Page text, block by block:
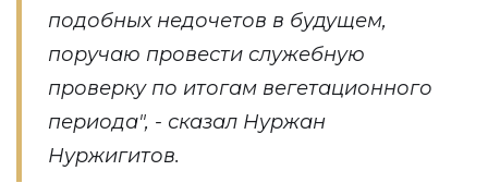
подобных недочетов в будущем,
поручаю провести служебную
проверку по итогам вегетационного
периода", - сказал Нуржан
Нуржигитов.